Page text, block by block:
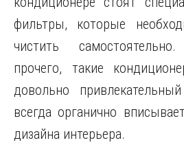
фильтры, которые
чистить
прочего, такие
довольно
всегда органично
дизайна интерьера.